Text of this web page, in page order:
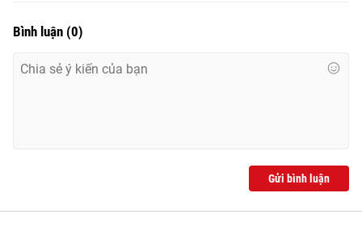
Bình luận (0)
Gửi bình luận